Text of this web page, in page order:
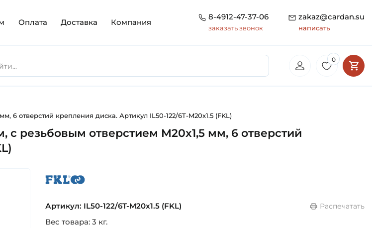
Оплата Доставка Компания
8-4912-47-37-06
заказать звонок
zakaz@cardan.su
написать
0
6 отверстий крепления диска. Артикул IL50-122/6T-M20x1.5 (FKL)
с резьбовым отверстием M20x1,5 мм, 6 отверстий
Артикул: IL50-122/6T-M20x1.5 (FKL)
Распечатать
Вес товара: 3 кг.